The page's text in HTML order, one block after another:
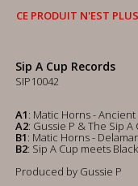
CE PRODUIT N'EST
Sip A Cup Records
SIP10042
A1: Matic Horns -
A2: Gussie P & The Sip
B1: Matic Horns -
B2: Sip A Cup meets
Produced by Gussie P